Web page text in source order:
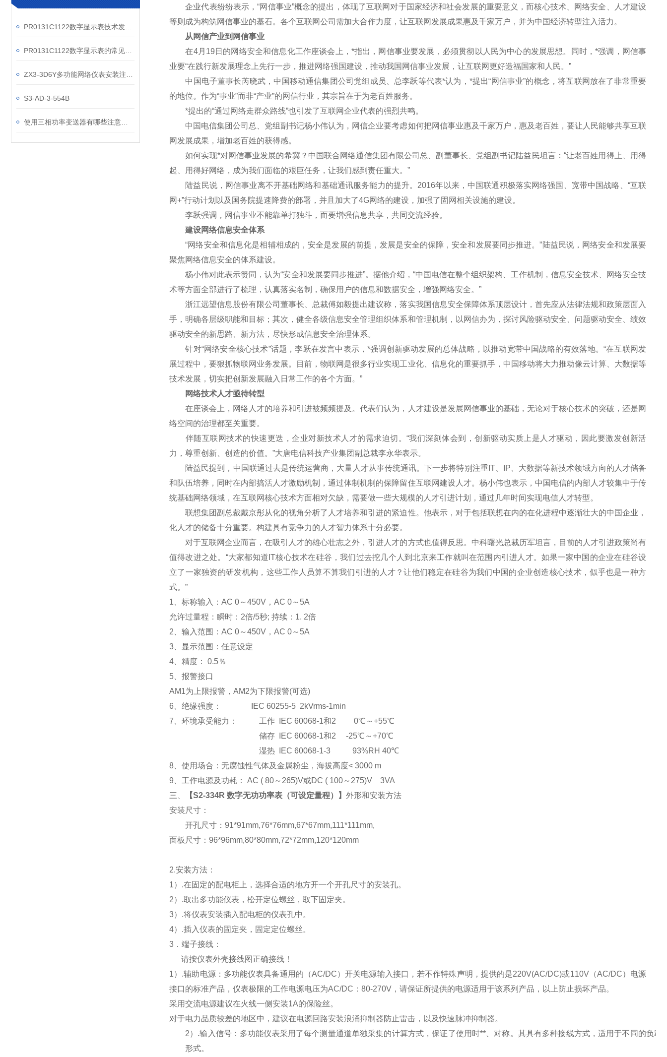
S3-AD-3-554B
企业代表纷纷表示，“网信事业”概念的提出，体现了互联网对于国家经济和社会发展的重要意义，而核心技术、网络安全、人才建设
等则成为构筑网信事业的基石。各个互联网公司需加大合作力度，让互联网发展成果惠及千家万户，并为中国经济转型注入活力。
从网信产业到网信事业
在4月19日的网络安全和信息化工作座谈会上，*指出，网信事业要发展，必须贯彻以人民为中心的发展思想。同时，*强调，网信事
业要“在践行新发展理念上先行一步，推进网络强国建设，推动我国网信事业发展，让互联网更好造福国家和人民。”
中国电子董事长芮晓武，中国移动通信集团公司党组成员、总李跃等代表*认为，*提出“网信事业”的概念，将互联网放在了非常重要
的地位。作为“事业”而非“产业”的网信行业，其宗旨在于为老百姓服务。
*提出的“通过网络走群众路线”也引发了互联网企业代表的强烈共鸣。
中国电信集团公司总、党组副书记杨小伟认为，网信企业要考虑如何把网信事业惠及千家万户，惠及老百姓，要让人民能够共享互联
网发展成果，增加老百姓的获得感。
如何实现*对网信事业发展的希冀？中国联合网络通信集团有限公司总、副董事长、党组副书记陆益民坦言：“让老百姓用得上、用得
起、用得好网络，成为我们面临的艰巨任务，让我们感到责任重大。”
陆益民说，网信事业离不开基础网络和基础通讯服务能力的提升。2016年以来，中国联通积极落实网络强国、宽带中国战略、“互联
网+”行动计划以及国务院提速降费的部署，并且加大了4G网络的建设，加强了固网相关设施的建设。
李跃强调，网信事业不能靠单打独斗，而要增强信息共享，共同交流经验。
建设网络信息安全体系
“网络安全和信息化是相辅相成的，安全是发展的前提，发展是安全的保障，安全和发展要同步推进。”陆益民说，网络安全和发展要
聚焦网络信息安全的体系建设。
杨小伟对此表示赞同，认为“安全和发展要同步推进”。据他介绍，“中国电信在整个组织架构、工作机制，信息安全技术、网络安全技
术等方面全部进行了梳理，认真落实名制，确保用户的信息和数据安全，增强网络安全。”
浙江远望信息股份有限公司董事长、总裁傅如毅提出建议称，落实我国信息安全保障体系顶层设计，首先应从法律法规和政策层面入
手，明确各层级职能和目标；其次，健全各级信息安全管理组织体系和管理机制，以网信办为，探讨风险驱动安全、问题驱动安全、绩效
驱动安全的新思路、新方法，尽快形成信息安全治理体系。
针对“网络安全核心技术”话题，李跃在发言中表示，*强调创新驱动发展的总体战略，以推动宽带中国战略的有效落地。“在互联网发
展过程中，要狠抓物联网业务发展。目前，物联网是很多行业实现工业化、信息化的重要抓手，中国移动将大力推动像云计算、大数据等
技术发展，切实把创新发展融入日常工作的各个方面。”
网络技术人才亟待转型
在座谈会上，网络人才的培养和引进被频频提及。代表们认为，人才建设是发展网信事业的基础，无论对于核心技术的突破，还是网
络空间的治理都至关重要。
伴随互联网技术的快速更迭，企业对新技术人才的需求迫切。“我们深刻体会到，创新驱动实质上是人才驱动，因此要激发创新活
力，尊重创新、创造的价值。”大唐电信科技产业集团副总裁李永华表示。
陆益民提到，中国联通过去是传统运营商，大量人才从事传统通讯。下一步将特别注重IT、IP、大数据等新技术领域方向的人才储备
和队伍培养，同时在内部搞活人才激励机制，通过体制机制的保障留住互联网建设人才。杨小伟也表示，中国电信的内部人才较集中于传
统基础网络领域，在互联网核心技术方面相对欠缺，需要做一些大规模的人才引进计划，通过几年时间实现电信人才转型。
联想集团副总裁戴京彤从化的视角分析了人才培养和引进的紧迫性。他表示，对于包括联想在内的在化进程中逐渐壮大的中国企业，
化人才的储备十分重要。构建具有竞争力的人才智力体系十分必要。
对于互联网企业而言，在吸引人才的雄心壮志之外，引进人才的方式也值得反思。中科曙光总裁历军坦言，目前的人才引进政策尚有
值得改进之处。“大家都知道IT核心技术在硅谷，我们过去挖几个人到北京来工作就叫在范围内引进人才。如果一家中国的企业在硅谷设
立了一家独资的研发机构，这些工作人员算不算我们引进的人才？让他们稳定在硅谷为我们中国的企业创造核心技术，似乎也是一种方
式。”
1 、标称输入：AC 0～450V ，AC 0～5A
允许过量程：瞬时：2倍/5秒; 持续：1. 2倍
2 、输入范围：AC 0～450V ，AC 0～5A
3
显示范围： 任意设定
4 、精度： 0.5％
5
报警接口
AM1为上限报警，AM2为下限报警(可选)
6
绝缘强度： IEC 60255-5 2kVrms-1min
7
环境承受能力： 工作 IEC 60068-1和2 0℃～+55℃
储存 IEC 60068-1和2 -25℃～+70℃
湿热 IEC 60068-1-3 93%RH 40℃
8 、使用场合：无腐蚀性气体及金属粉尘，海拔高度< 3000 m
9 、工作电源及功耗： AC ( 80～265)V或DC ( 100～275)V 3VA
三、
【S2-334R 数字无功功率表（可设定量程）】 外形和安装方法
安装尺寸：
开孔尺寸：91*91mm,76*76mm,67*67mm,111*111mm,
面板尺寸：96*96mm,80*80mm,72*72mm,120*120mm
2.安装方法：
1）.在固定的配电柜上，选择合适的地方开一个开孔尺寸的安装孔。
2）.取出多功能仪表，松开定位螺丝，取下固定夹。
3）.将仪表安装插入配电柜的仪表孔中。
4）.插入仪表的固定夹，固定定位螺丝。
3 ．端子接线：
请按仪表外壳接线图正确接线！
1） .辅助电源：多功能仪表具备通用的（AC/DC）开关电源输入接口，若不作特殊声明，提供的是220V(AC/DC)或110V（AC/DC）电源
接口的标准产品，仪表极限的工作电源电压为AC/DC ： 80-270V ，请保证所提供的电源适用于该系列产品，以上防止损坏产品。
采用交流电源建议在火线一侧安装1A的保险丝。
对于电力品质较差的地区中，建议在电源回路安装浪涌抑制器防止雷击，以及快速脉冲抑制器。
2） .输入信号：多功能仪表采用了每个测量通道单独采集的计算方式，保证了使用时**、对称。其具有多种接线方式，适用于不同的负载
形式。